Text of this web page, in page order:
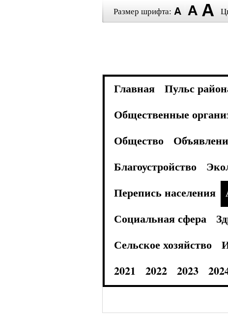
Размер шрифта:
Главная Пульс
Общественные
Общество
Благоустройство
Перепись населения
Социальная сфера
Сельское хозяйство
2021
2022 2023